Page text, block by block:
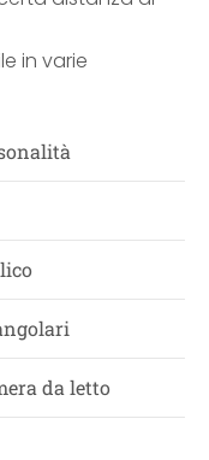
in varie
da letto